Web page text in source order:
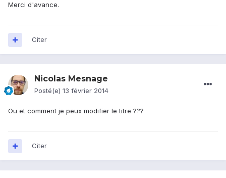
Merci d'avance.
Citer
Nicolas Mesnage
Posté(e) 13 février 2014
Ou et comment je peux modifier le titre ???
Citer